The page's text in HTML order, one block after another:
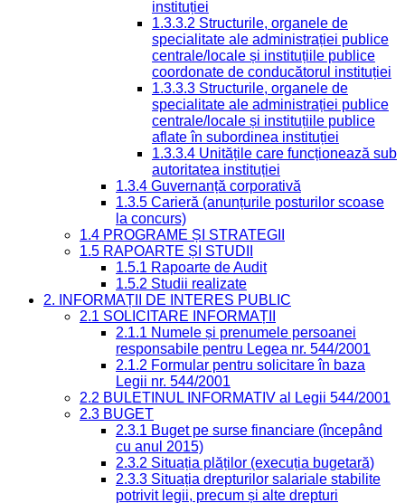
instituției
1.3.3.2 Structurile, organele de
specialitate ale administrației publice
centrale/locale și instituțiile publice
coordonate de conducătorul instituției
1.3.3.3 Structurile, organele de
specialitate ale administrației publice
centrale/locale și instituțiile publice
aflate în subordinea instituției
1.3.3.4 Unitățile care funcționează sub
autoritatea instituției
1.3.4 Guvernanță corporativă
1.3.5 Carieră (anunțurile posturilor scoase
la concurs)
1.4 PROGRAME ȘI STRATEGII
1.5 RAPOARTE ȘI STUDII
1.5.1 Rapoarte de Audit
1.5.2 Studii realizate
2. INFORMAȚII DE INTERES PUBLIC
2.1 SOLICITARE INFORMAȚII
2.1.1 Numele și prenumele persoanei
responsabile pentru Legea nr. 544/2001
2.1.2 Formular pentru solicitare în baza
Legii nr. 544/2001
2.2 BULETINUL INFORMATIV al Legii 544/2001
2.3 BUGET
2.3.1 Buget pe surse financiare (începând
cu anul 2015)
2.3.2 Situația plăților (execuția bugetară)
2.3.3 Situația drepturilor salariale stabilite
potrivit legii, precum și alte drepturi